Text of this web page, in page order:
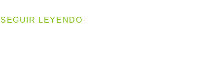
SEGUIR LEYENDO